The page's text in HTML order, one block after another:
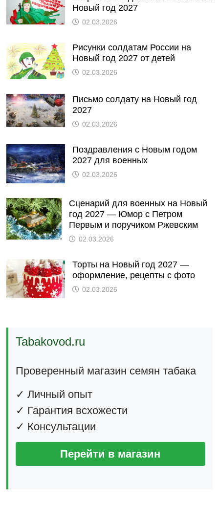
Новый год 2027
02.03.2026
Рисунки солдатам России на
Новый год 2027 от детей
02.03.2026
Письмо солдату на Новый год
2027
02.03.2026
Поздравления с Новым годом
2027 для военных
02.03.2026
Сценарий для военных на Новый
год 2027 — Юмор с Петром
Первым и поручиком Ржевским
02.03.2026
Торты на Новый год 2027 —
оформление, рецепты с фото
02.03.2026
Tabakovod.ru
Проверенный магазин семян табака
✓ Личный опыт
✓ Гарантия всхожести
✓ Консультации
Перейти в магазин